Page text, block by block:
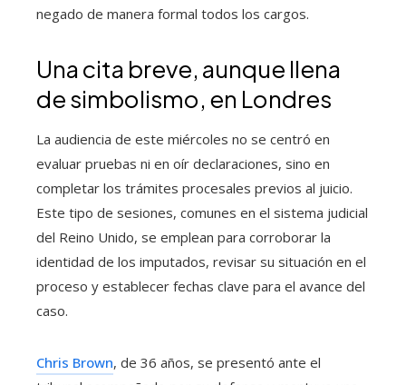
negado de manera formal todos los cargos.
Una cita breve, aunque llena
de simbolismo, en Londres
La audiencia de este miércoles no se centró en
evaluar pruebas ni en oír declaraciones, sino en
completar los trámites procesales previos al juicio.
Este tipo de sesiones, comunes en el sistema judicial
del Reino Unido, se emplean para corroborar la
identidad de los imputados, revisar su situación en el
proceso y establecer fechas clave para el avance del
caso.
Chris Brown, de 36 años, se presentó ante el